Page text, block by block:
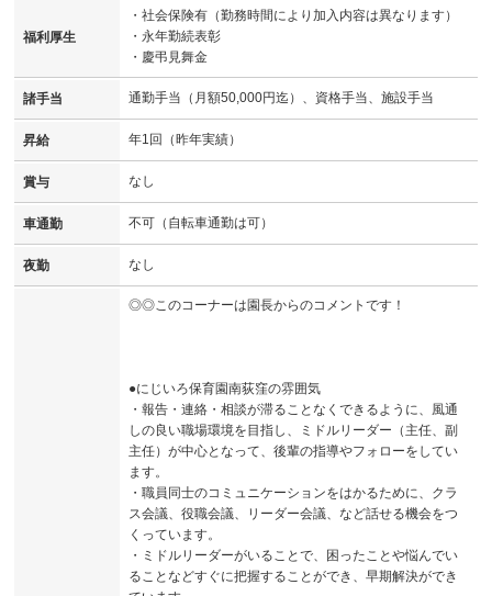
福利厚生
・社会保険有（勤務時間により加入内容は異なります）
・永年勤続表彰
・慶弔見舞金
諸手当 通勤手当（月額50,000円迄）、資格手当、施設手当
昇給 年1回（昨年実績）
賞与 なし
車通勤 不可（自転車通勤は可）
夜勤 なし
◎◎このコーナーは園長からのコメントです！
●にじいろ保育園南荻窪の雰囲気
・報告・連絡・相談が滞ることなくできるように、風通
しの良い職場環境を目指し、ミドルリーダー（主任、副
主任）が中心となって、後輩の指導やフォローをしてい
ます。
・職員同士のコミュニケーションをはかるために、クラ
ス会議、役職会議、リーダー会議、など話せる機会をつ
くっています。
・ミドルリーダーがいることで、困ったことや悩んでい
ることなどすぐに把握することができ、早期解決ができ